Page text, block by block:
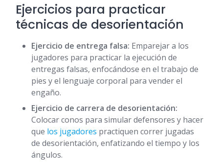
Ejercicios para practicar
técnicas de desorientación
Ejercicio de entrega falsa: Emparejar a los
jugadores para practicar la ejecución de
entregas falsas, enfocándose en el trabajo de
pies y el lenguaje corporal para vender el
engaño.
Ejercicio de carrera de desorientación:
Colocar conos para simular defensores y hacer
que los jugadores practiquen correr jugadas
de desorientación, enfatizando el tiempo y los
ángulos.